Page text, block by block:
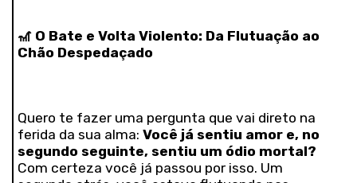
🎢 O Bate e Volta Violento: Da Flutuação ao
Chão Despedaçado
Quero te fazer uma pergunta que vai direto na
ferida da sua alma: Você já sentiu amor e, no
segundo seguinte, sentiu um ódio mortal?
Com certeza você já passou por isso. Um